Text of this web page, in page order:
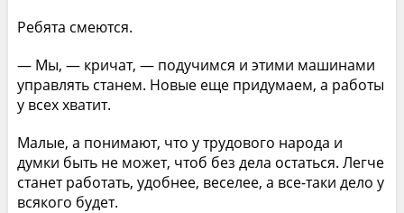
Ребята смеются.
— Мы, — кричат, — подучимся и этими машинами
управлять станем. Новые еще придумаем, а работы
у всех хватит.
Малые, а понимают, что у трудового народа и
думки быть не может, чтоб без дела остаться. Легче
станет работать, удобнее, веселее, а все-таки дело у
всякого будет.